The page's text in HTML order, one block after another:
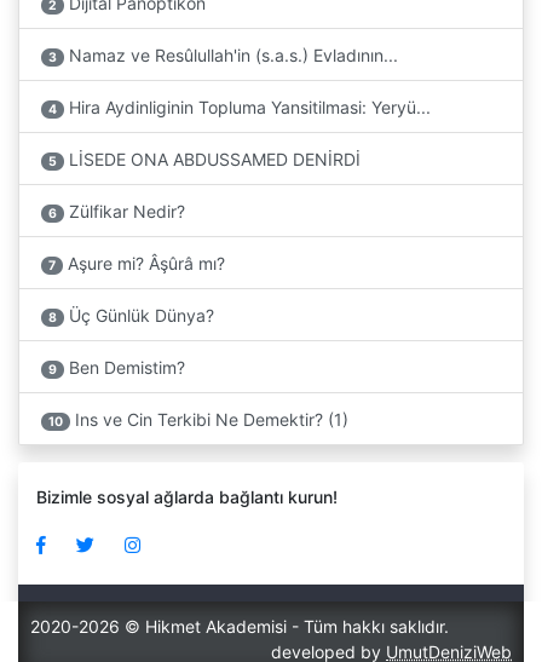
2
3 Namaz ve Resûlullah'in (s.a.s.) Evladının...
4 Hira Aydinliginin Topluma Yansitilmasi: Yeryü...
5 LİSEDE ONA ABDUSSAMED DENİRDİ
6 Zülfikar Nedir?
7 Aşure mi? Âşûrâ mı?
8 Üç Günlük Dünya?
9 Ben Demistim?
10 Ins ve Cin Terkibi Ne Demektir? (1)
Bizimle sosyal ağlarda bağlantı kurun!
2020-2026 © Hikmet Akademisi - Tüm hakkı saklıdır.
developed by UmutDeniziWeb